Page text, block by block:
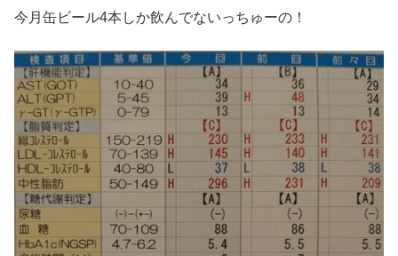
今月缶ビール4本しか飲んでないっちゅーの！